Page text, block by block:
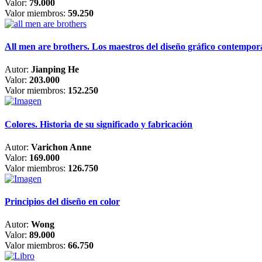
Valor: 79.000
Valor miembros: 59.250
All men are brothers. Los maestros del diseño gráfico
Autor: Jianping He
Valor: 203.000
Valor miembros: 152.250
Colores. Historia de su significado y fabricación
Autor: Varichon Anne
Valor: 169.000
Valor miembros: 126.750
Principios del diseño en color
Autor: Wong
Valor: 89.000
Valor miembros: 66.750